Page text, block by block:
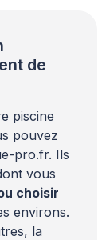
de
piscine
pouvez
pro.fr. Ils
vous
choisir
environs.
la